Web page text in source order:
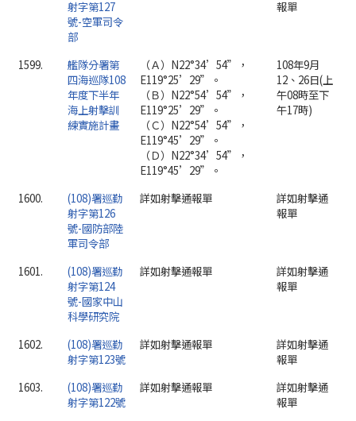
射字第127
號-空軍司令
部
報單
1599.
艦隊分署第
四海巡隊108
年度下半年
海上射擊訓
練實施計畫
（Ａ）N22°34’54”，
E119°25’29”。
（Ｂ）N22°54’54”，
E119°25’29”。
（Ｃ）N22°54’54”，
E119°45’29”。
（Ｄ）N22°34’54”，
E119°45’29”。
108年9月
12、26日(上
午08時至下
午17時)
1600.
(108)署巡勤
射字第126
號-國防部陸
軍司令部
詳如射擊通報單
詳如射擊通
報單
1601.
(108)署巡勤
射字第124
號-國家中山
科學研究院
詳如射擊通報單
詳如射擊通
報單
1602.
(108)署巡勤
射字第123號
詳如射擊通報單
詳如射擊通
報單
1603.
(108)署巡勤
射字第122號
詳如射擊通報單
詳如射擊通
報單